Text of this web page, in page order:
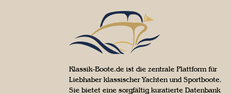
Klassik-Boote.de ist die zentrale Plattform für
Liebhaber klassischer Yachten und Sportboote.
Sie bietet eine sorgfältig kuratierte Datenbank